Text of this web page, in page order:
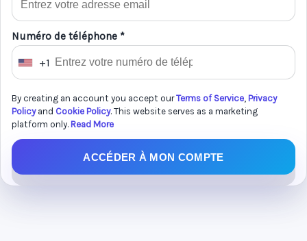
Numéro de téléphone *
U
i
t
e
S
+1
By creating an account you accept ourTerms of Service, Privacy
Policyand Cookie Policy. This website serves as a marketing
platform only. Read More
ACCÉDER À MON COMPTE